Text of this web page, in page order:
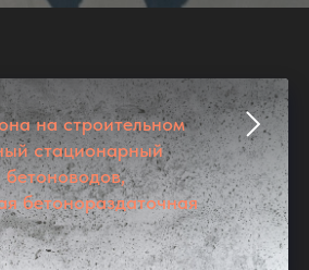
на строительном
стационарный
бетонораздаточная